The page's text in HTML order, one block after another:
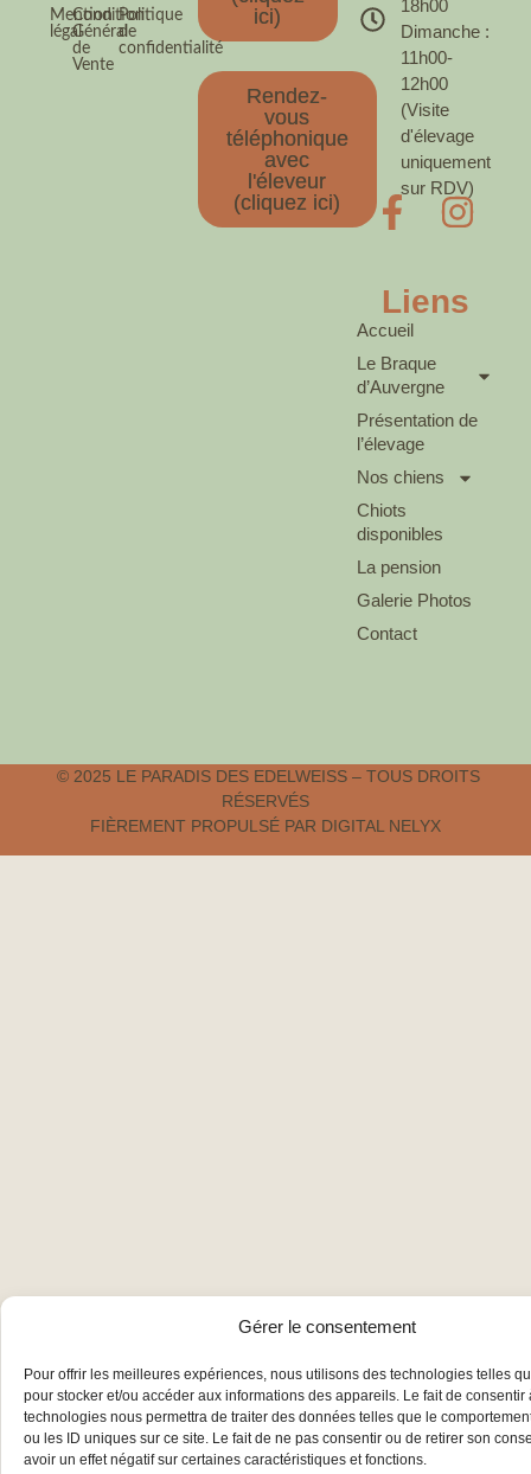
Gérer le consentement
Pour offrir les meilleures expériences, nous utilisons des technologies telles
pour stocker et/ou accéder aux informations des appareils. Le fait de consentir
technologies nous permettra de traiter des données telles que le
ou les ID uniques sur ce site. Le fait de ne pas consentir ou de retirer son
avoir un effet négatif sur certaines caractéristiques et fonctions.
Liens
Accueil
Le Braque
d’Auvergne
Présentation de
l’élevage
Nos chiens
Chiots
disponibles
La pension
Galerie Photos
Contact
18h00
Dimanche :
11h00-
12h00
(Visite
d'élevage
uniquement
sur RDV)
ici)
Rendez-
vous
téléphonique
avec
l'éleveur
(cliquez ici)
Mention
légal
Condition
Général
de
Vente
Politique
de
confidentialité
© 2025 LE PARADIS DES EDELWEISS – TOUS DROITS
RÉSERVÉS
FIÈREMENT PROPULSÉ PAR DIGITAL NELYX